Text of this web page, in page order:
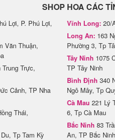
SHOP HOA CÁC
Lợi, P. Phú Lợi,
Văn Thuận,
Trực,
Cảnh, TP Nha
Thái,
Tp Tam Kỳ
Vĩnh Long: 20/
Long An: 163
Phường 3, Tp
Tây Ninh 1075
TP Tây Ninh
Bình Định 340
Ngô Mây, Tp
Cà Mau 221 Lý
6, Tp Cà Mau
Bắc Ninh 83
An, TP Bắc Ninh